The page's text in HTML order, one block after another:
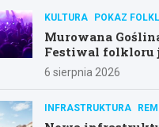
KULTURA POKAZ
Murowana
Festiwal folkloru
6 sierpnia 2026
INFRASTRUKTURA